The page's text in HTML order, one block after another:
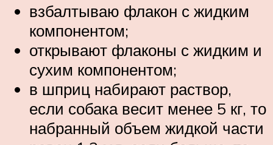
взбалтываю флакон с жидким
компонентом;
открывают флаконы с жидким и
сухим компонентом;
в шприц набирают раствор,
если собака весит менее 5 кг, то
набранный объем жидкой части